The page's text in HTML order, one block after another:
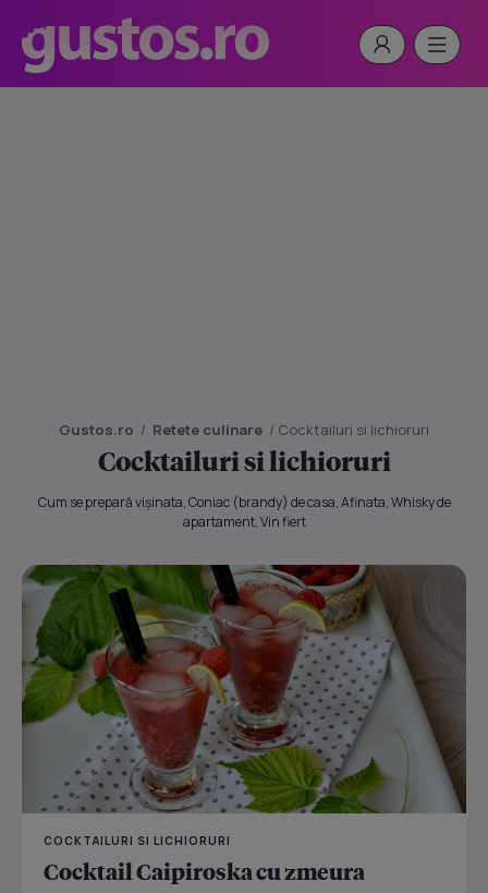
Gustos.ro / Retete culinare / Cocktailuri si lichioruri
Cocktailuri si lichioruri
Cum se prepară vișinata, Coniac (brandy) de casa, Afinata, Whisky de
apartament, Vin fiert
COCKTAILURI SI LICHIORURI
Cocktail Caipiroska cu zmeura